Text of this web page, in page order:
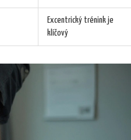
Excentrický trénink je
klíčový